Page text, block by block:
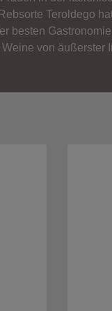
Teroldego
besten
Weine von äußerster